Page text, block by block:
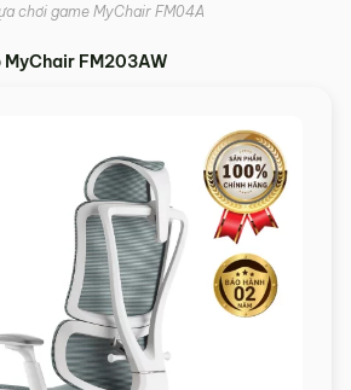
chơi game MyChair FM04A
FM203AW